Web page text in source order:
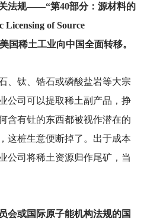
法规——“第40部分：源材料的
Licensing of Source
稀土工业向中国全面转移。
、钛、锆石或磷酸盐岩等大宗
公司可以提取稀土副产品，挣
含有钍的东西都被视作潜在的
这桩生意便断掉了。出于成本
公司将稀土资源归作尾矿，当
会或国际原子能机构法规的国